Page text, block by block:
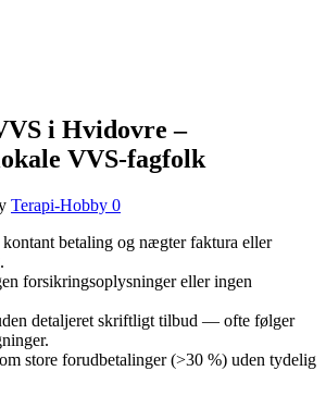
i Hvidovre –
VVS-fagfolk
Terapi-Hobby 0
betaling og nægter faktura eller
forsikringsoplysninger eller ingen
detaljeret skriftligt tilbud — ofte følger
store forudbetalinger (>30 %) uden tydelig